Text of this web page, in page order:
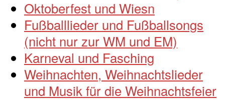
Oktoberfest und Wiesn
Fußballlieder und Fußballsongs
(nicht nur zur WM und EM)
Karneval und Fasching
Weihnachten, Weihnachtslieder
und Musik für die Weihnachtsfeier